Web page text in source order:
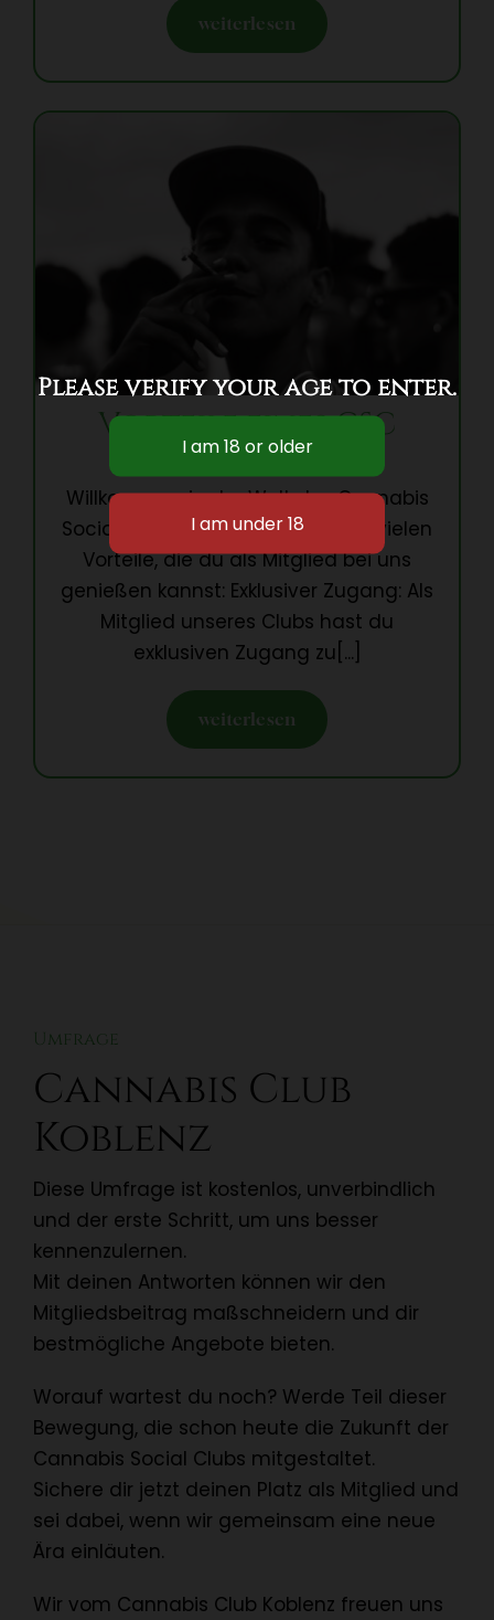
weiterlesen
Vorteile eines CSC
Willkommen in der Welt des Cannabis
Social Clubs! Hier sind einige der vielen
Vorteile, die du als Mitglied bei uns
genießen kannst: Exklusiver Zugang: Als
Mitglied unseres Clubs hast du
exklusiven Zugang zu[...]
weiterlesen
Umfrage
Cannabis Club
Koblenz
Diese Umfrage ist kostenlos, unverbindlich
und der erste Schritt, um uns besser
kennenzulernen.
Mit deinen Antworten können wir den
Mitgliedsbeitrag maßschneidern und dir
bestmögliche Angebote bieten.
Worauf wartest du noch? Werde Teil dieser
Bewegung, die schon heute die Zukunft der
Cannabis Social Clubs mitgestaltet.
Sichere dir jetzt deinen Platz als Mitglied und
sei dabei, wenn wir gemeinsam eine neue
Ära einläuten.
Wir vom Cannabis Club Koblenz freuen uns
Please verify your age to enter.